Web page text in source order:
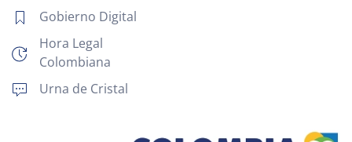
Gobierno Digital
Hora Legal
Colombiana
Urna de Cristal